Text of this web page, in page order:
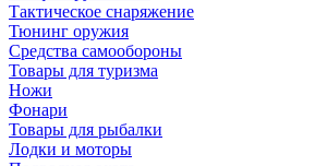
Тактическое снаряжение
Тюнинг оружия
Средства самообороны
Товары для туризма
Ножи
Фонари
Товары для рыбалки
Лодки и моторы